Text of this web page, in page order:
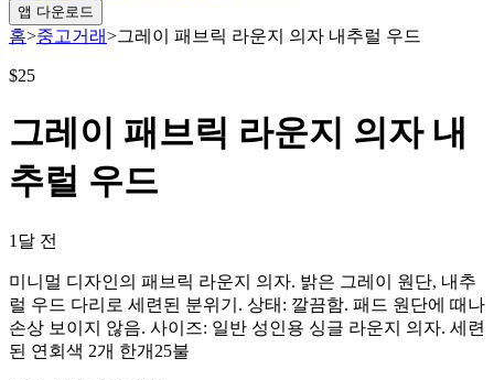
앱 다운로드
홈>중고거래>그레이 패브릭 라운지 의자 내추럴 우드
$25
그레이 패브릭 라운지 의자 내
추럴 우드
1달 전
미니멀 디자인의 패브릭 라운지 의자. 밝은 그레이 원단, 내추
럴 우드 다리로 세련된 분위기. 상태: 깔끔함. 패드 원단에 때나
손상 보이지 않음. 사이즈: 일반 성인용 싱글 라운지 의자. 세련
된 연회색 2개 한개25불